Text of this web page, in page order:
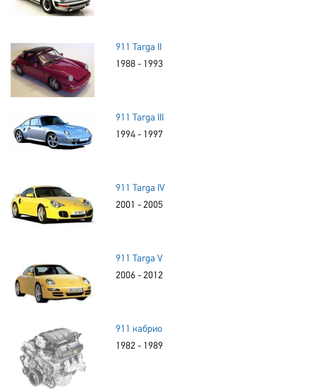
911 Targa II
1988 - 1993
911 Targa III
1994 - 1997
911 Targa IV
2001 - 2005
911 Targa V
2006 - 2012
911 кабрио
1982 - 1989